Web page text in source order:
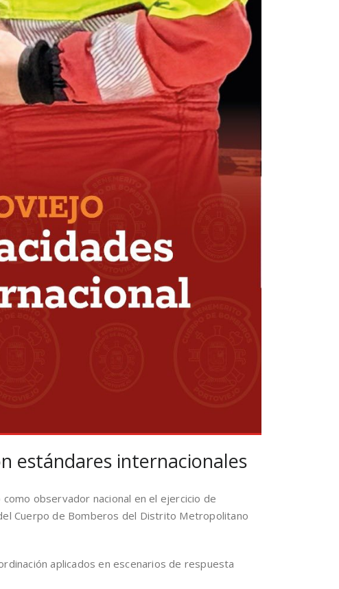
estándares internacionales
observador nacional en el ejercicio de
Cuerpo de Bomberos del Distrito Metropolitano
aplicados en escenarios de respuesta